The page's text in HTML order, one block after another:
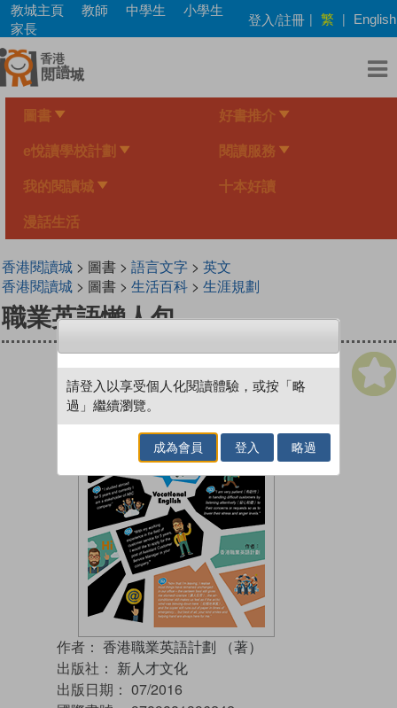
Skip
main
content
教城主頁 教師 中學生
小學生
家長
登入/註冊 | 繁 | English
圖書 好書推介
e悅讀學校計劃 閱讀服務
我的閱讀城 十本好讀
漫話生活
香港閱讀城> 圖書 > 語言文字> 英文
香港閱讀城> 圖書 > 生活百科> 生涯規劃
職業英語懶人包
作者： 香港職業英語計劃 （著）
出版社： 新人才文化
出版日期： 07/2016
請登入以享受個人化閱讀體驗，或按「略
過」繼續瀏覽。
成為會員 登入 略過